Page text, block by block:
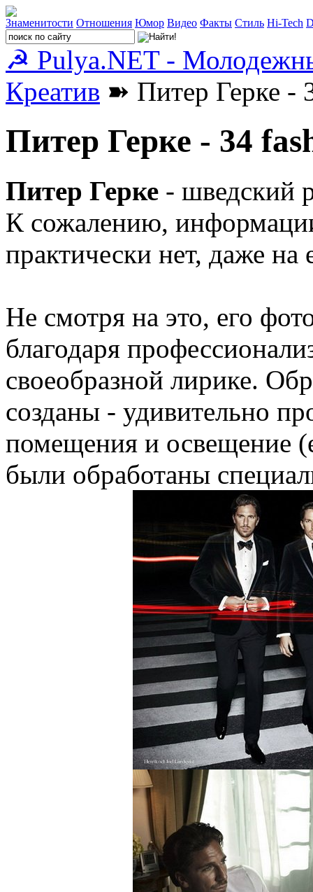
Знаменитости Отношения Юмор Видео Факты Стиль Hi-Tech
☭ Pulya.NET -
Креатив ➽ Питер Герке -
Питер Герке - 34
Питер Герке - шведский
К сожалению,
практически нет, даже
Не смотря на это, его
благодаря
своеобразной лирике.
созданы - удивительно
помещения и освещение
были обработаны